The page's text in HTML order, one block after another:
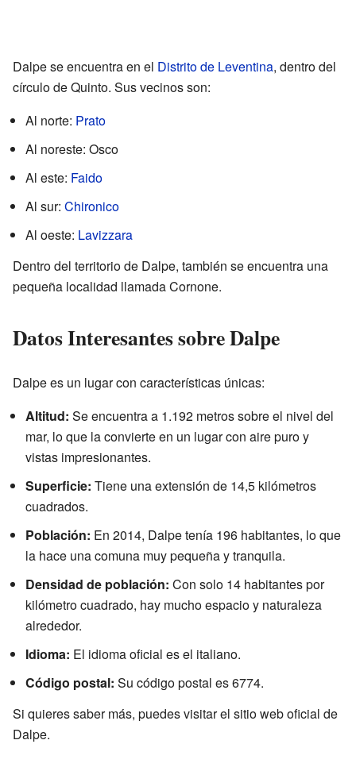
Dalpe se encuentra en el Distrito de Leventina, dentro del
círculo de Quinto. Sus vecinos son:
Al norte: Prato
Al noreste: Osco
Al este: Faido
Al sur: Chironico
Al oeste: Lavizzara
Dentro del territorio de Dalpe, también se encuentra una
pequeña localidad llamada Cornone.
Datos Interesantes sobre Dalpe
Dalpe es un lugar con características únicas:
Altitud: Se encuentra a 1.192 metros sobre el nivel del
mar, lo que la convierte en un lugar con aire puro y
vistas impresionantes.
Superficie: Tiene una extensión de 14,5 kilómetros
cuadrados.
Población: En 2014, Dalpe tenía 196 habitantes, lo que
la hace una comuna muy pequeña y tranquila.
Densidad de población: Con solo 14 habitantes por
kilómetro cuadrado, hay mucho espacio y naturaleza
alrededor.
Idioma: El idioma oficial es el italiano.
Código postal: Su código postal es 6774.
Si quieres saber más, puedes visitar el sitio web oficial de
Dalpe.